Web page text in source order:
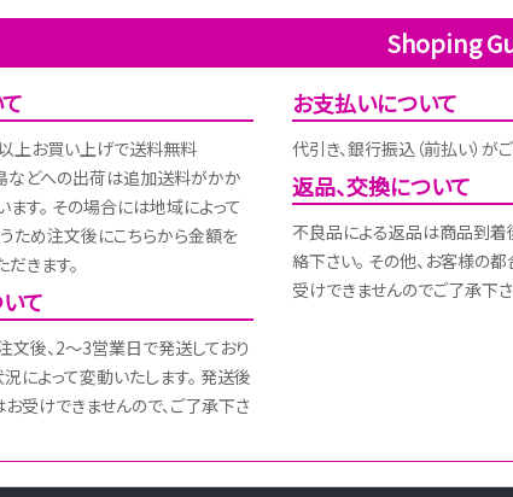
Shoping
上お買い上げで送料無料
などへの出荷は追加送料がかか
す。 その場合には地域によって
ため注文後にこちらから金額を
きます。
て
文後、2～3営業日で発送しており
によって変動いたします。 発送後
お受けできませんので、ご了承下さ
お支払いについて
代引き、銀行振込（前払い）が
返品、交換について
不良品による返品は商品到
絡下さい。 その他、お客様の
受けできませんのでご了承下さ